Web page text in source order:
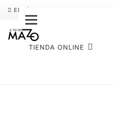
ENVÍO GRATIS
TIENDA ONLINE